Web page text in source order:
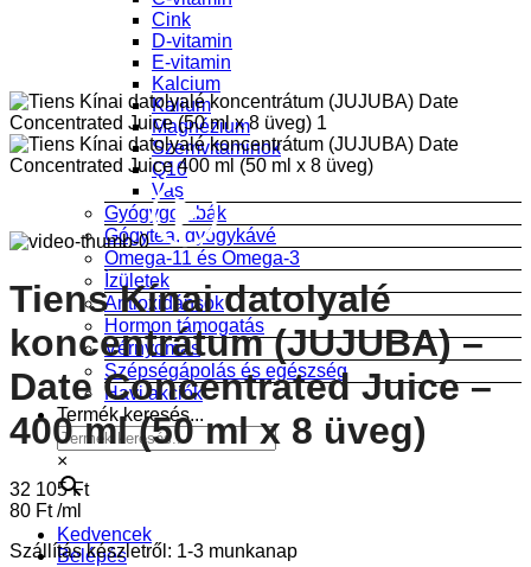
Cink
D-vitamin
E-vitamin
Kalcium
Kalium
Magnézium
Szemvitaminok
Q10
Vas
Gyógygombák
Gógytea, gyógykávé
Omega-11 és Omega-3
Ízületek
Antioxidánsok
Hormon támogatás
Vérnyomás
Szépségápolás és egészség
Havi akciók
Termék keresés...
×
Kedvencek
Belépés
Tiens Kínai datolyalé
koncentrátum (JUJUBA) –
Date Concentrated Juice –
400 ml (50 ml x 8 üveg)
32 105Ft
80 Ft /ml
Szállítás készletről: 1-3 munkanap